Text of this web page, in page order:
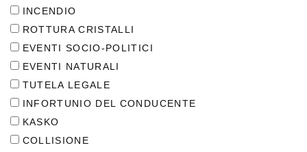
INCENDIO
ROTTURA CRISTALLI
EVENTI SOCIO-POLITICI
EVENTI NATURALI
TUTELA LEGALE
INFORTUNIO DEL CONDUCENTE
KASKO
COLLISIONE